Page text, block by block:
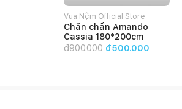
Vua Nệm Official Store
Chăn chần Amando
Cassia 180*200cm
đ900.000 đ500.000